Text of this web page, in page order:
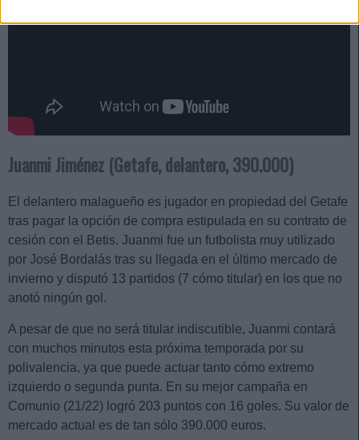
Juanmi Jiménez (Getafe, delantero, 390.000)
El delantero malagueño es jugador en propiedad del Getafe
tras pagar la opción de compra estipulada en su contrato de
cesión con el Betis. Juanmi fue un futbolista muy utilizado
por José Bordalás tras su llegada en el último mercado de
invierno y disputó 13 partidos (7 cómo titular) en los que no
anotó ningún gol.
A pesar de que no será titular indiscutible, Juanmi contará
con muchos minutos esta próxima temporada por su
polivalencia, ya que puede actuar tanto cómo extremo
izquierdo o segunda punta. En su mejor campaña en
Comunio (21/22) logró 203 puntos con 16 goles. Su valor de
mercado actual es de tan sólo 390.000 euros.